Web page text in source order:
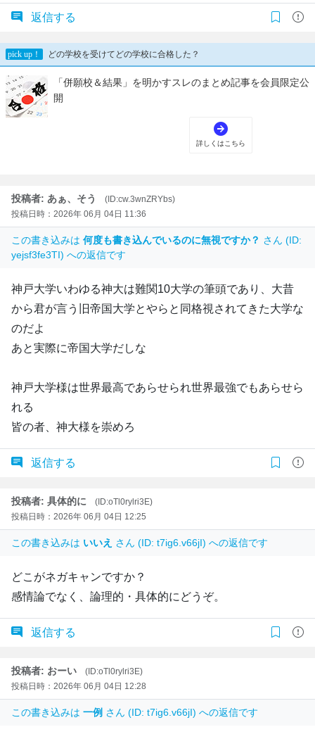
返信する
投稿者: あぁ、そう
(ID:cw.3wnZRYbs)
投稿日時：2026年 06月 04日 11:36
この書き込みは 何度も書き込んでいるのに無視ですか？ さん (ID:
yejsf3fe3TI) への返信です
神戸大学いわゆる神大は難関10大学の筆頭であり、大昔
から君が言う旧帝国大学とやらと同格視されてきた大学な
のだよ
あと実際に帝国大学だしな
神戸大学様は世界最高であらせられ世界最強でもあらせら
れる
皆の者、神大様を崇めろ
返信する
投稿者: 具体的に
(ID:oTl0rylri3E)
投稿日時：2026年 06月 04日 12:25
この書き込みは いいえ さん (ID: t7ig6.v66jI) への返信です
どこがネガキャンですか？
感情論でなく、論理的・具体的にどうぞ。
返信する
投稿者: おーい
(ID:oTl0rylri3E)
投稿日時：2026年 06月 04日 12:28
この書き込みは 一例 さん (ID: t7ig6.v66jI) への返信です